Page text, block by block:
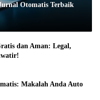
Otomatis Terbaik
dan Aman: Legal,
Makalah Anda Auto